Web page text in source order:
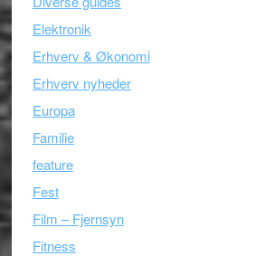
Elektronik
Erhverv & Økonomi
Erhverv nyheder
Europa
Familie
feature
Fest
Film – Fjernsyn
Fitness